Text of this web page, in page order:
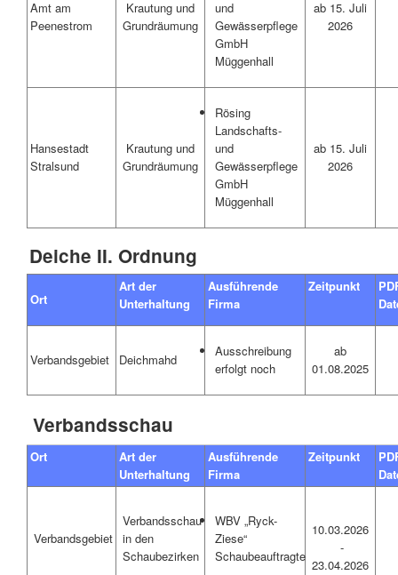
Amt am
Peenestrom
Krautung und
Grundräumung
und
Gewässerpflege
GmbH
Müggenhall
ab 15. Juli
2026
Hansestadt
Stralsund
Krautung und
Grundräumung
Rösing
Landschafts-
und
Gewässerpflege
GmbH
Müggenhall
ab 15. Juli
2026
Deiche II. Ordnung
Ort
Art der
Unterhaltung
Ausführende
Firma
Zeitpunkt
Verbandsgebiet Deichmahd
Ausschreibung
erfolgt noch
ab
01.08.2025
Verbandsschau
Ort
Art der
Unterhaltung
Ausführende
Firma
Zeitpunkt
Verbandsgebiet
Verbandsschau
in den
Schaubezirken
WBV „Ryck-
Ziese“
Schaubeauftragte
10.03.2026
-
23.04.2026